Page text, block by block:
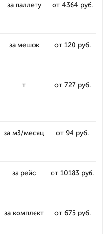
за паллету от 4364 руб.
за мешок от 120 руб.
т от 727 руб.
за м3/месяц от 94 руб.
за рейс от 10183 руб.
за комплект от 675 руб.